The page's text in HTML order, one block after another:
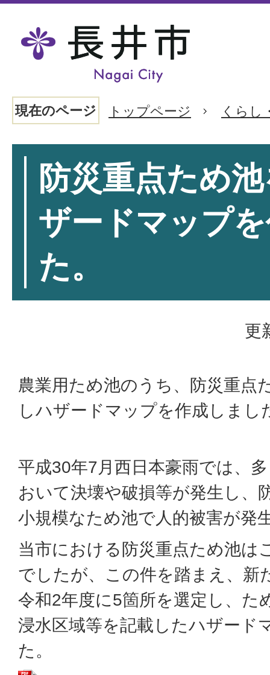
現在のページ トップページ くらし
防災重点ため
ザードマップ
た。
更
農業用ため池のうち、防災重点
しハザードマップを作成しまし
平成30年7月西日本豪雨では、
おいて決壊や破損等が発生し、
小規模なため池で人的被害が発
当市における防災重点ため池は
でしたが、この件を踏まえ、新
令和2年度に5箇所を選定し、た
浸水区域等を記載したハザード
た。